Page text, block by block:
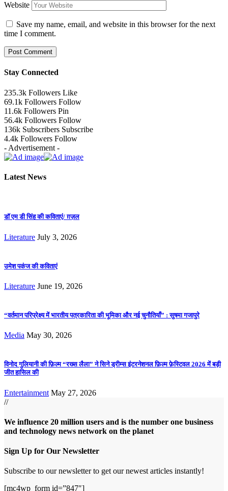
Website
Save my name, email, and website in this browser for the next
time I comment.
Stay Connected
235.3k Followers Like
69.1k Followers Follow
11.6k Followers Pin
56.4k Followers Follow
136k Subscribers Subscribe
4.4k Followers Follow
- Advertisement -
Latest News
डॉ एम डी सिंह की कविताएं/ ग़ज़ल
Literature July 3, 2026
उमेश पकंज की कविताएं
Literature June 19, 2026
“वर्तमान परिप्रेक्ष्य में भारतीय पत्रकारिता की भूमिका और नई चुनौतियाँ” : सुषमा गजापुरे
Media May 30, 2026
विनोद गुलियानी की फ़िल्म “रख्स लैला” ने सिने ड्रीम्स इंटरनेशनल फ़िल्म फ़ेस्टिवल 2026 में बड़ी
जीत हासिल की
Entertainment May 27, 2026
//
We influence 20 million users and is the number one business
and technology news network on the planet
Sign Up for Our Newsletter
Subscribe to our newsletter to get our newest articles instantly!
[mc4wp_form id=”847″]